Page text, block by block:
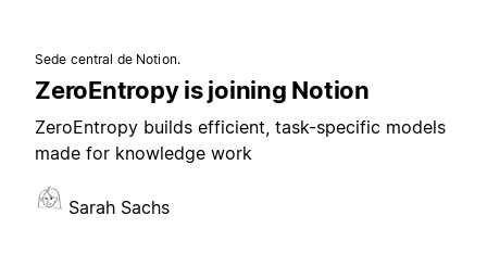
Sede central de Notion.
ZeroEntropy is joining Notion
ZeroEntropy builds efficient, task-specific models
made for knowledge work
Sarah Sachs